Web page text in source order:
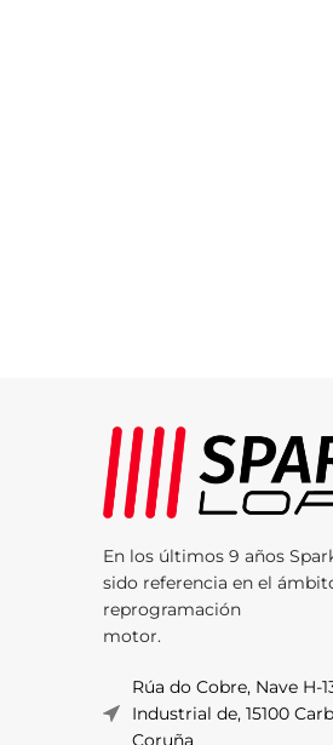
En los últimos 9 años
sido referencia en el
reprogramación
motor.
Rúa do Cobre, Nave H-
Industrial de, 15100
Coruña